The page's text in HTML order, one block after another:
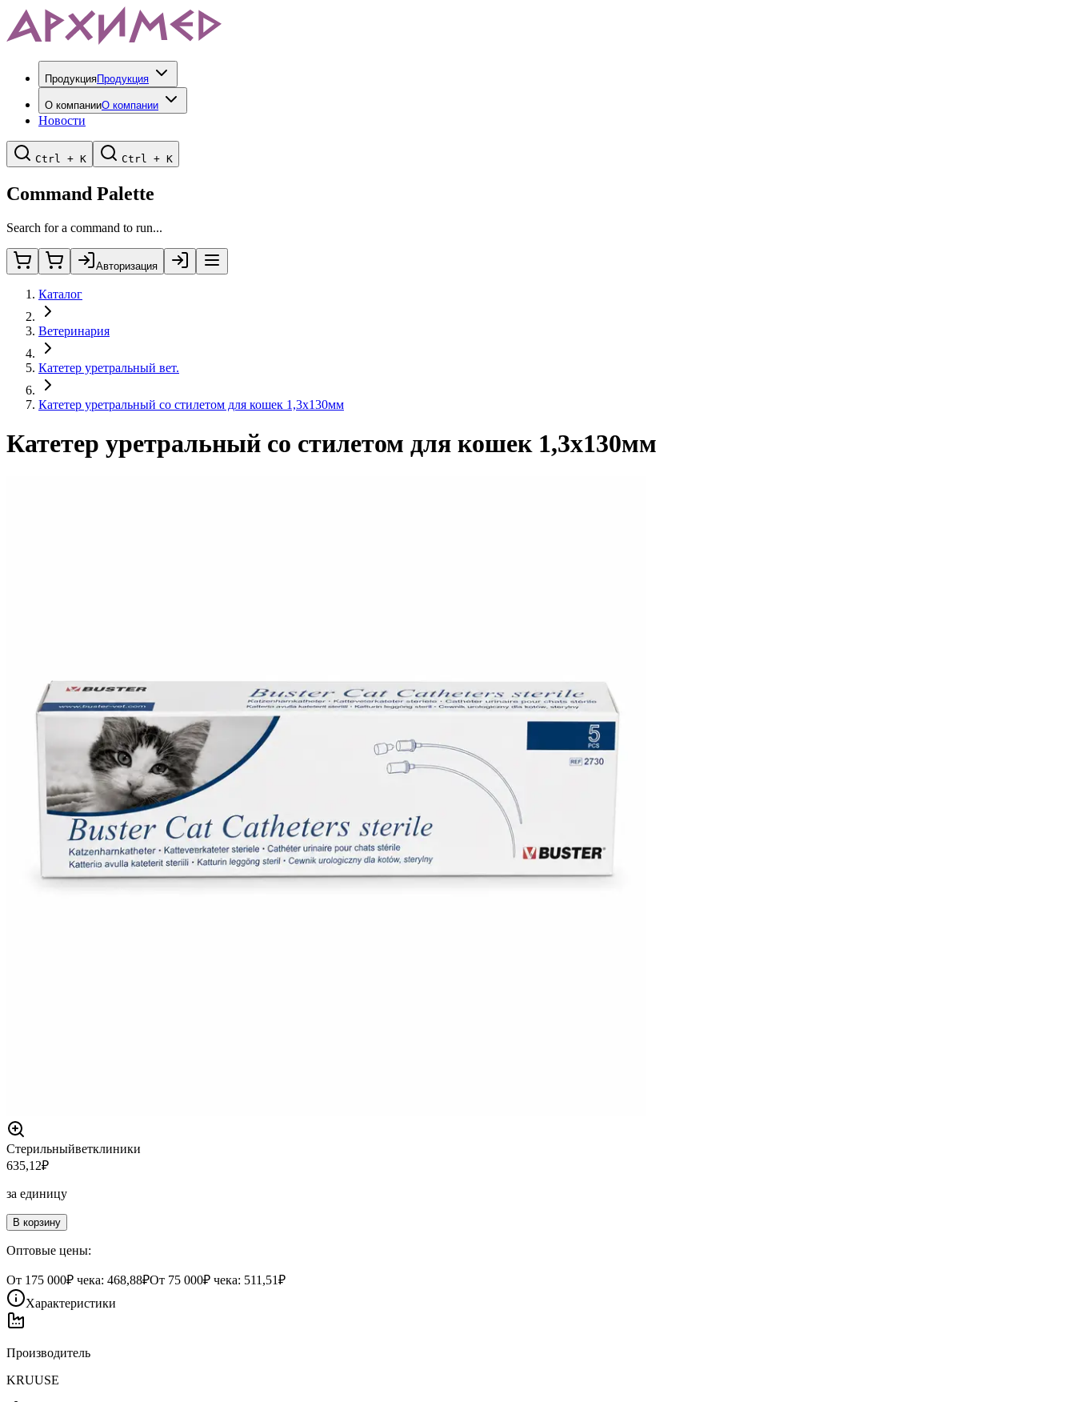
ПродукцияПродукция
О компанииО компании
Новости
Ctrl + K Ctrl + K
Command Palette
Search for a command to run...
Авторизация
Каталог
Ветеринария
Катетер уретральный вет.
Катетер уретральный со стилетом для кошек 1,3х130мм
Катетер уретральный со стилетом для кошек 1,3х130мм
Стерильныйветклиники
635,12₽
за единицу
В корзину
Оптовые цены:
От 175 000₽ чека: 468,88₽От 75 000₽ чека: 511,51₽
Характеристики
Производитель
KRUUSE